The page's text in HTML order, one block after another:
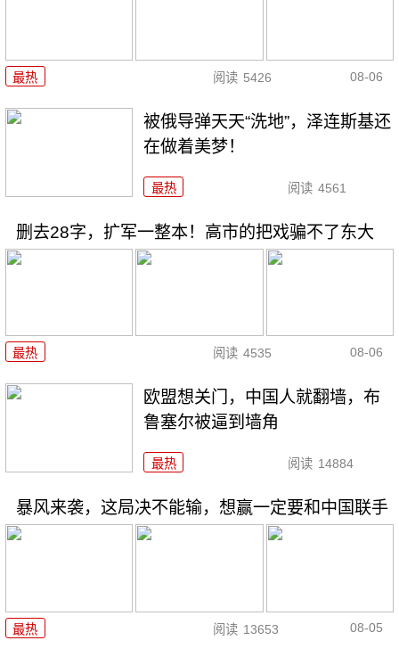
最热 阅读 5426 08-06
被俄导弹天天“洗地”，泽连斯基还
在做着美梦！
最热 阅读 4561
删去28字，扩军一整本！高市的把戏骗不了东大
最热 阅读 4535 08-06
欧盟想关门，中国人就翻墙，布
鲁塞尔被逼到墙角
最热 阅读 14884
暴风来袭，这局决不能输，想赢一定要和中国联手
最热 阅读 13653 08-05